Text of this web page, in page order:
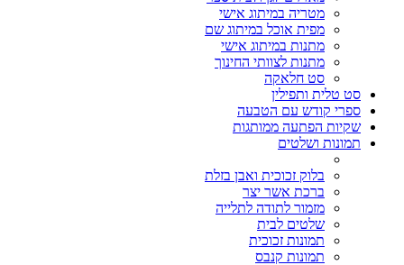
מטריה במיתוג אישי
מפית אוכל במיתוג שם
מתנות במיתוג אישי
מתנות לצוותי החינוך
סט חלאקה
סט טלית ותפילין
ספרי קודש עם הטבעה
שקיות הפתעה ממותגות
תמונות ושלטים
בלוק זכוכית ואבן בזלת
ברכת אשר יצר
מזמור לתודה לתלייה
שלטים לבית
תמונות זכוכית
תמונות קנבס